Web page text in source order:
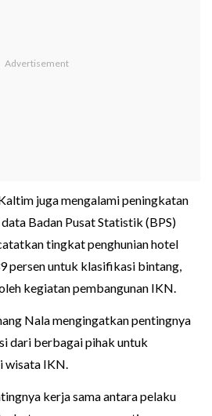
juga mengalami peningkatan
Badan Pusat Statistik (BPS)
tingkat penghunian hotel
persen untuk klasifikasi bintang,
kegiatan pembangunan IKN.
Nala mengingatkan pentingnya
dari berbagai pihak untuk
wisata IKN.
kerja sama antara pelaku